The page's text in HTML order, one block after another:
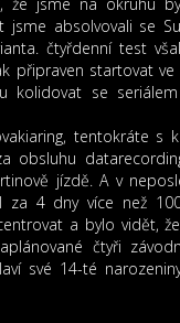
absolvovali se
čtyřdenní test
startovat ve
kolidovat se
tentokráte s
obsluhu
jízdě. A v
za 4 dny více než
a bylo vidět,
čtyři
své 14-té